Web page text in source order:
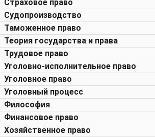
Страховое право
Судопроизводство
Таможенное право
Теория государства и права
Трудовое право
Уголовно-исполнительное право
Уголовное право
Уголовный процесс
Философия
Финансовое право
Хозяйственное право